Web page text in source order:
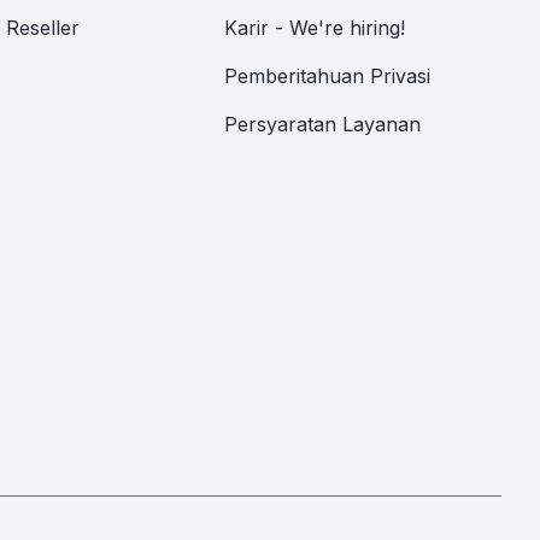
Karir - We're hiring!
Pemberitahuan Privasi
Persyaratan Layanan